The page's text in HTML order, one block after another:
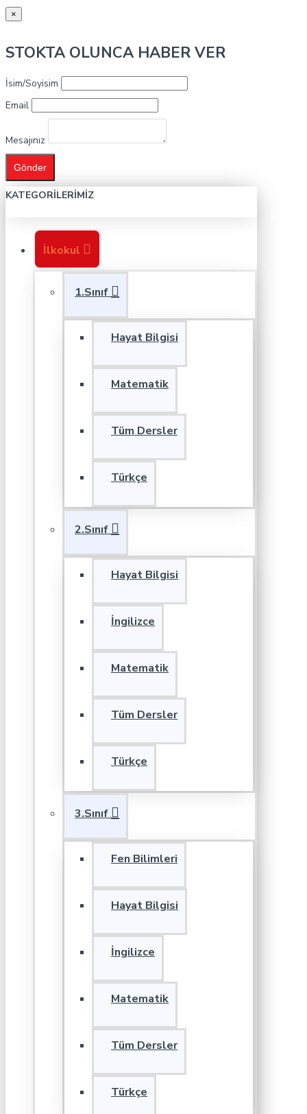
×
STOKTA OLUNCA HABER VER
İsim/Soyisim
Email
Mesajınız
Gönder
KATEGORILERIMIZ
İlkokul
1.Sınıf
Hayat Bilgisi
Matematik
Tüm Dersler
Türkçe
2.Sınıf
Hayat Bilgisi
İngilizce
Matematik
Tüm Dersler
Türkçe
3.Sınıf
Fen Bilimleri
Hayat Bilgisi
İngilizce
Matematik
Tüm Dersler
Türkçe